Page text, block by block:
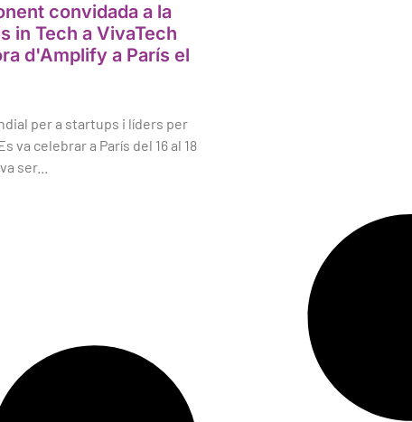
convidada a la
in Tech a VivaTech
d'Amplify a París el
per a startups i líders per
va celebrar a París del 16 al 18
ser...